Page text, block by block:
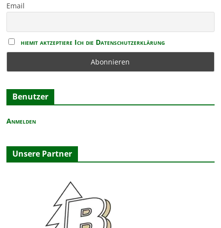
n
b
e
n
Email
hiemit aktzeptiere Ich die Datenschutzerklärung
Benutzer
Anmelden
Unsere Partner